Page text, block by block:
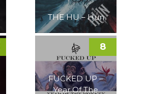
THE HU – Hun
FUCKED UP –
Year Of The
8